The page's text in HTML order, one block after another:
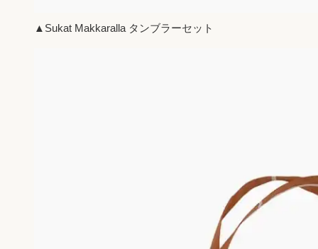
▲Sukat Makkaralla タンブラーセット